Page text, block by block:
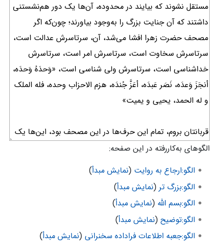
الگوهای به‌کاررفته در این صفحه:
الگو:ارجاع به روایت (نمایش مبدأ)
الگو:بزرگ تر (نمایش مبدأ)
الگو:بسم الله (نمایش مبدأ)
الگو:توضیح (نمایش مبدأ)
الگو:جعبه اطلاعات فراداده سخنرانی (نمایش مبدأ)